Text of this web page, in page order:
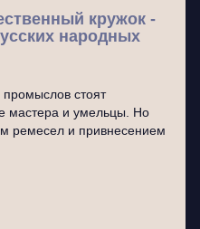
кружок -
народных
стоят
мастера и умельцы. Но
ремесел и привнесением